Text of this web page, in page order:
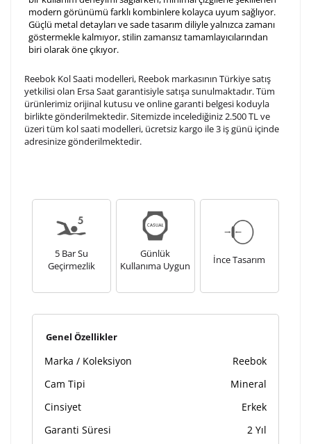
modern görünümü farklı kombinlere kolayca uyum sağlıyor.
Güçlü metal detayları ve sade tasarım diliyle yalnızca zamanı
göstermekle kalmıyor, stilin zamansız tamamlayıcılarından
biri olarak öne çıkıyor.
Reebok Kol Saati modelleri, Reebok markasının Türkiye satış
yetkilisi olan Ersa Saat garantisiyle satışa sunulmaktadır. Tüm
ürünlerimiz orijinal kutusu ve online garanti belgesi koduyla
birlikte gönderilmektedir. Sitemizde incelediğiniz 2.500 TL ve
üzeri tüm kol saati modelleri, ücretsiz kargo ile 3 iş günü içinde
adresinize gönderilmektedir.
5 Bar Su
Geçirmezlik
Günlük
Kullanıma Uygun
İnce Tasarım
Genel Özellikler
Marka / Koleksiyon
Reebok
Cam Tipi
Mineral
Cinsiyet
Erkek
Garanti Süresi
2 Yıl